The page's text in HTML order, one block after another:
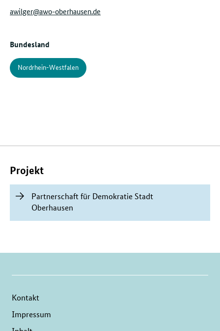
awilger@awo-oberhausen.de
Bundesland
Nordrhein-Westfalen
Projekt
Partnerschaft für Demokratie Stadt
Oberhausen
Kontakt
Impressum